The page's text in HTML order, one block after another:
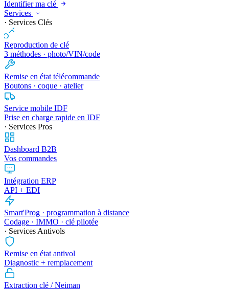
Identifier ma clé
Services
· Services Clés
Reproduction de clé
3 méthodes · photo/VIN/code
Remise en état télécommande
Boutons · coque · atelier
Service mobile IDF
Prise en charge rapide en IDF
· Services Pros
Dashboard B2B
Vos commandes
Intégration ERP
API + EDI
Smart'Prog · programmation à distance
Codage · IMMO · clé pilotée
· Services Antivols
Remise en état antivol
Diagnostic + remplacement
Extraction clé / Neiman